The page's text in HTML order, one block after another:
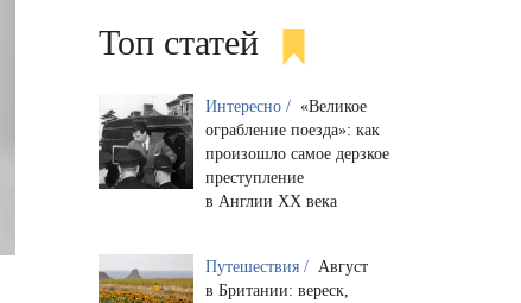
Топ статей
Интересно / «Великое
ограбление поезда»: как
произошло самое дерзкое
преступление
в Англии XX века
Путешествия / Август
в Британии: вереск,